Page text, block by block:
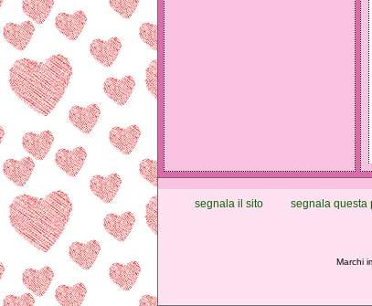
segnala il sito segnala questa
Marchi